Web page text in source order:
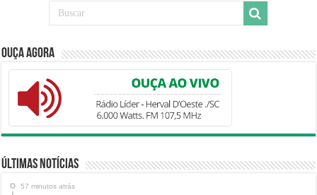
Ouça Agora
Últimas Notícias
57 minutos atrás